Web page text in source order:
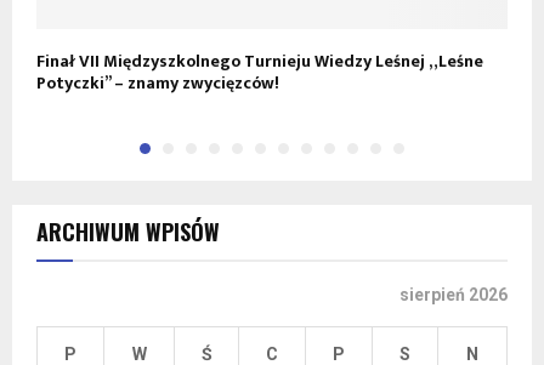
Finał VII Międzyszkolnego Turnieju Wiedzy Leśnej „Leśne
Potyczki” – znamy zwycięzców!
ARCHIWUM WPISÓW
sierpień 2026
P W Ś C P S N